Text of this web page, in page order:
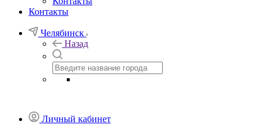
Контакты
Челябинск
Назад
Личный кабинет